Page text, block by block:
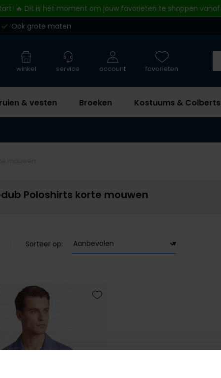
🔥 Dit is hét moment om jouw favorieten te shoppen vanaf
Ook grote maten
& vesten Broeken Kostuums & Colberts
winkel service account favorieten
Poloshirts korte mouwen
Sorteer op: